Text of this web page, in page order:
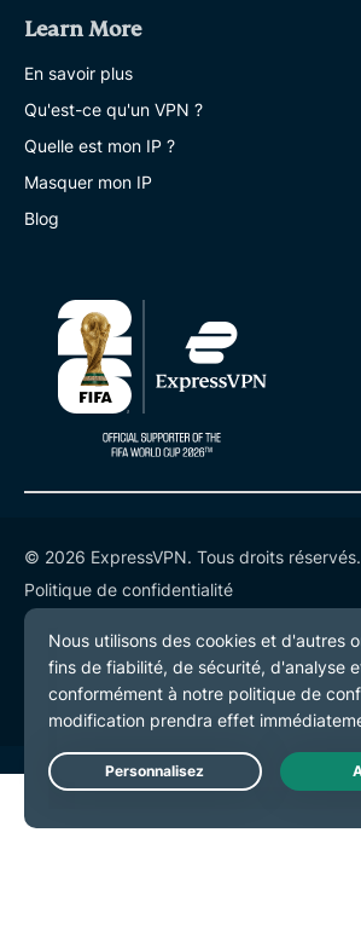
Learn More
En savoir plus
Qu'est-ce qu'un VPN ?
Quelle est mon IP ?
Masquer mon IP
Blog
© 2026 ExpressVPN. Tous droits réservés.
Politique de confidentialité
Conditions de service
Préférences de cookies